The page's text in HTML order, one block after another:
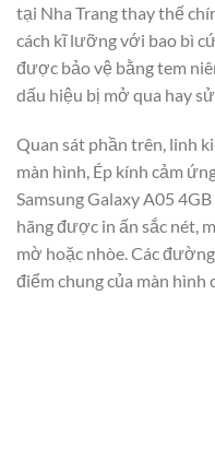
tại Nha Trang thay thế
cách kĩ lưỡng với bao bì
được bảo vệ bằng tem
dấu hiệu bị mở qua hay sử
Quan sát phần trên, linh
màn hình, Ép kính cảm
Samsung Galaxy A05
hãng được in ấn sắc nét,
mờ hoặc nhòe. Các
điểm chung của màn hình